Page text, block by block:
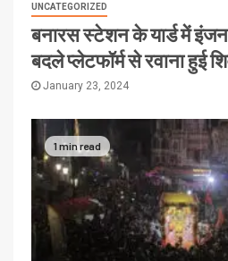
UNCATEGORIZED
बनारस स्टेशन के यार्ड में
बदले प्लेटफॉर्म से रवाना हुई
January 23, 2024
1 min read